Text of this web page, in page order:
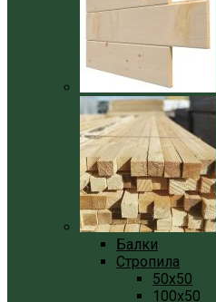
Балки
Стропила
50x50
100x50